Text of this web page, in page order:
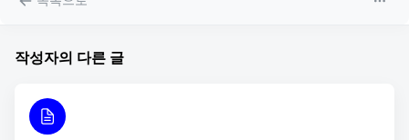
작성자의 다른 글